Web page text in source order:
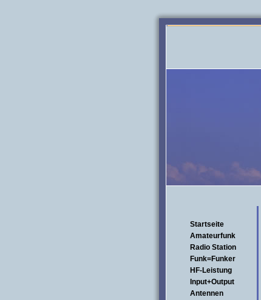
Startseite
Amateurfunk
Radio Station
Funk=Funker
HF-Leistung
Input+Output
Antennen